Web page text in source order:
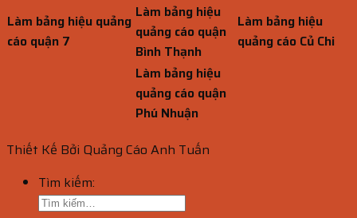
Làm bảng hiệu quảng
cáo quận 7
Làm bảng hiệu
quảng cáo quận
Bình Thạnh
Làm bảng hiệu
quảng cáo Củ Chi
Làm bảng hiệu
quảng cáo quận
Phú Nhuận
Thiết Kế Bởi Quảng Cáo Anh Tuấn
Tìm kiếm: